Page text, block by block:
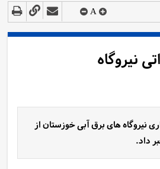
A
جانبی ۸ واحد ۲۵۰ مگاواتی نیروگاه
های برق آبی خوزستان از
داد.